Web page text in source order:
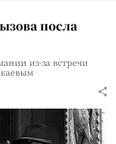
посла
из-за встречи